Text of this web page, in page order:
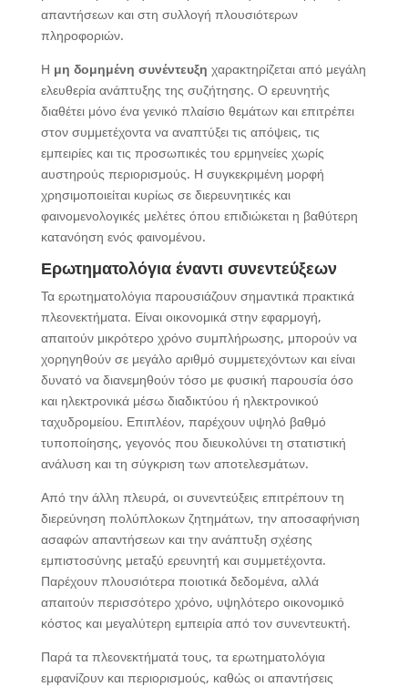
απαντήσεων και στη συλλογή πλουσιότερων
πληροφοριών.
Η μη δομημένη συνέντευξη χαρακτηρίζεται από μεγάλη
ελευθερία ανάπτυξης της συζήτησης. Ο ερευνητής
διαθέτει μόνο ένα γενικό πλαίσιο θεμάτων και επιτρέπει
στον συμμετέχοντα να αναπτύξει τις απόψεις, τις
εμπειρίες και τις προσωπικές του ερμηνείες χωρίς
αυστηρούς περιορισμούς. Η συγκεκριμένη μορφή
χρησιμοποιείται κυρίως σε διερευνητικές και
φαινομενολογικές μελέτες όπου επιδιώκεται η βαθύτερη
κατανόηση ενός φαινομένου.
Ερωτηματολόγια έναντι συνεντεύξεων
Τα ερωτηματολόγια παρουσιάζουν σημαντικά πρακτικά
πλεονεκτήματα. Είναι οικονομικά στην εφαρμογή,
απαιτούν μικρότερο χρόνο συμπλήρωσης, μπορούν να
χορηγηθούν σε μεγάλο αριθμό συμμετεχόντων και είναι
δυνατό να διανεμηθούν τόσο με φυσική παρουσία όσο
και ηλεκτρονικά μέσω διαδικτύου ή ηλεκτρονικού
ταχυδρομείου. Επιπλέον, παρέχουν υψηλό βαθμό
τυποποίησης, γεγονός που διευκολύνει τη στατιστική
ανάλυση και τη σύγκριση των αποτελεσμάτων.
Από την άλλη πλευρά, οι συνεντεύξεις επιτρέπουν τη
διερεύνηση πολύπλοκων ζητημάτων, την αποσαφήνιση
ασαφών απαντήσεων και την ανάπτυξη σχέσης
εμπιστοσύνης μεταξύ ερευνητή και συμμετέχοντα.
Παρέχουν πλουσιότερα ποιοτικά δεδομένα, αλλά
απαιτούν περισσότερο χρόνο, υψηλότερο οικονομικό
κόστος και μεγαλύτερη εμπειρία από τον συνεντευκτή.
Παρά τα πλεονεκτήματά τους, τα ερωτηματολόγια
εμφανίζουν και περιορισμούς, καθώς οι απαντήσεις